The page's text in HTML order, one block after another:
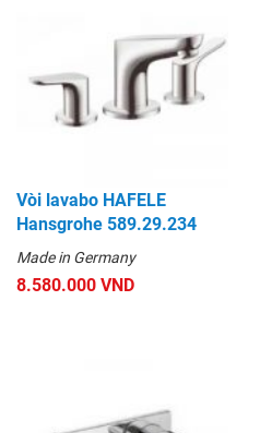
Vòi lavabo HAFELE
Hansgrohe 589.29.234
Made in Germany
8.580.000 VND